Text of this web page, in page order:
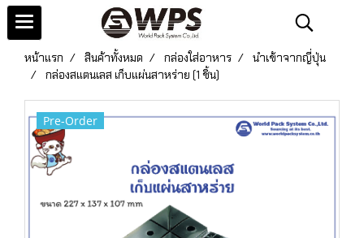
หน้าแรก สินค้าทั้งหมด กล่องใส่อาหาร
นำเข้าจากญี่ปุ่น
กล่องสแตนเลส เก็บแผ่นสาหร่าย (1 ชิ้น)
Pre-Order